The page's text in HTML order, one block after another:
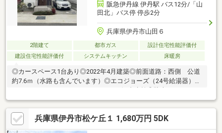
阪急伊丹線 伊丹駅 バス12分/「山
田北」バス停 停歩2分
兵庫県伊丹市山田６
2階建て 都市ガス
設計住宅性能評価付
建設住宅性能評価付
システムキッチン 床暖房
◎カースペース1台あり◎2022年4月建築◎前面道路：西側 公道
約7.6ｍ（水路も含んでいます）◎エコジョーズ（24号給湯器）◎
ＥＶコンセント、散水栓あり◎ガス衣類乾燥機（乾太くん）付◎
ＬＤにはガス温水式床暖房有◎玄関横にエントランスクローク有
◎耐震等級3◎耐震性・耐久性に配慮したマルチバランス工法採用
◎60年保証システム～ 周辺施設 ～・伊丹市立昆陽里小学校
兵庫県伊丹市松ケ丘１ 1,680万円 5DK